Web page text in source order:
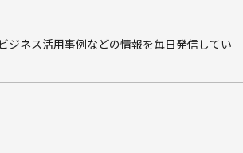
ジネス活用事例などの情報を毎日発信してい